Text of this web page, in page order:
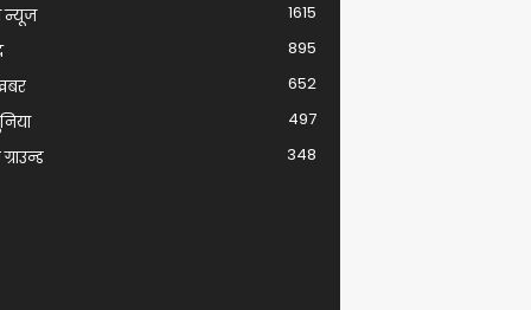
न्यूज
1615
895
652
497
348